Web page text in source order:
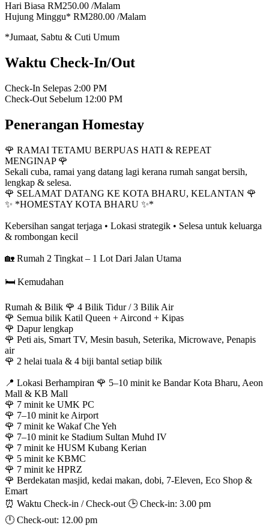
Hari Biasa RM250.00 /Malam
Hujung Minggu* RM280.00 /Malam
*Jumaat, Sabtu & Cuti Umum
Waktu Check-In/Out
Check-In Selepas 2:00 PM
Check-Out Sebelum 12:00 PM
Penerangan Homestay
🌹 RAMAI TETAMU BERPUAS HATI & REPEAT
MENGINAP 🌹
Sekali cuba, ramai yang datang lagi kerana rumah sangat bersih,
lengkap & selesa.
🌹 SELAMAT DATANG KE KOTA BHARU, KELANTAN 🌹
✨ *HOMESTAY KOTA BHARU ✨*
Kebersihan sangat terjaga • Lokasi strategik • Selesa untuk keluarga
& rombongan kecil
🏡 Rumah 2 Tingkat – 1 Lot Dari Jalan Utama
🛏️ Kemudahan
Rumah & Bilik 🌹 4 Bilik Tidur / 3 Bilik Air
🌹 Semua bilik Katil Queen + Aircond + Kipas
🌹 Dapur lengkap
🌹 Peti ais, Smart TV, Mesin basuh, Seterika, Microwave, Penapis
air
🌹 2 helai tuala & 4 biji bantal setiap bilik
📍 Lokasi Berhampiran 🌹 5–10 minit ke Bandar Kota Bharu, Aeon
Mall & KB Mall
🌹 7 minit ke UMK PC
🌹 7–10 minit ke Airport
🌹 7 minit ke Wakaf Che Yeh
🌹 7–10 minit ke Stadium Sultan Muhd IV
🌹 7 minit ke HUSM Kubang Kerian
🌹 5 minit ke KBMC
🌹 7 minit ke HPRZ
🌹 Berdekatan masjid, kedai makan, dobi, 7-Eleven, Eco Shop &
Emart
⏰ Waktu Check-in / Check-out 🕒 Check-in: 3.00 pm
🕛 Check-out: 12.00 pm